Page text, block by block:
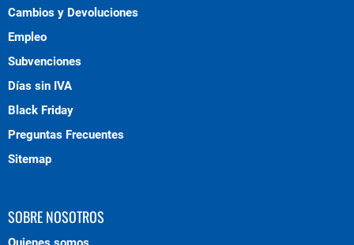
Cambios y Devoluciones
Empleo
Subvenciones
Días sin IVA
Black Friday
Preguntas Frecuentes
Sitemap
SOBRE NOSOTROS